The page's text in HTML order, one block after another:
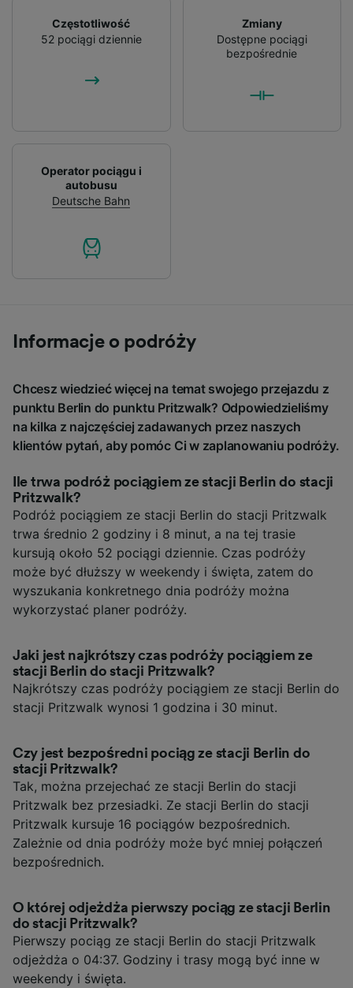
Częstotliwość
52 pociągi dziennie
Zmiany
Dostępne pociągi
bezpośrednie
Operator pociągu i
autobusu
Deutsche Bahn
Informacje o podróży
Chcesz wiedzieć więcej na temat swojego przejazdu z
punktu Berlin do punktu Pritzwalk? Odpowiedzieliśmy
na kilka z najczęściej zadawanych przez naszych
klientów pytań, aby pomóc Ci w zaplanowaniu podróży.
Ile trwa podróż pociągiem ze stacji Berlin do stacji
Pritzwalk?
Podróż pociągiem ze stacji Berlin do stacji Pritzwalk
trwa średnio 2 godziny i 8 minut, a na tej trasie
kursują około 52 pociągi dziennie. Czas podróży
może być dłuższy w weekendy i święta, zatem do
wyszukania konkretnego dnia podróży można
wykorzystać planer podróży.
Jaki jest najkrótszy czas podróży pociągiem ze
stacji Berlin do stacji Pritzwalk?
Najkrótszy czas podróży pociągiem ze stacji Berlin do
stacji Pritzwalk wynosi 1 godzina i 30 minut.
Czy jest bezpośredni pociąg ze stacji Berlin do
stacji Pritzwalk?
Tak, można przejechać ze stacji Berlin do stacji
Pritzwalk bez przesiadki. Ze stacji Berlin do stacji
Pritzwalk kursuje 16 pociągów bezpośrednich.
Zależnie od dnia podróży może być mniej połączeń
bezpośrednich.
O której odjeżdża pierwszy pociąg ze stacji Berlin
do stacji Pritzwalk?
Pierwszy pociąg ze stacji Berlin do stacji Pritzwalk
odjeżdża o 04:37. Godziny i trasy mogą być inne w
weekendy i święta.